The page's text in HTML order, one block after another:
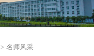
名师风采